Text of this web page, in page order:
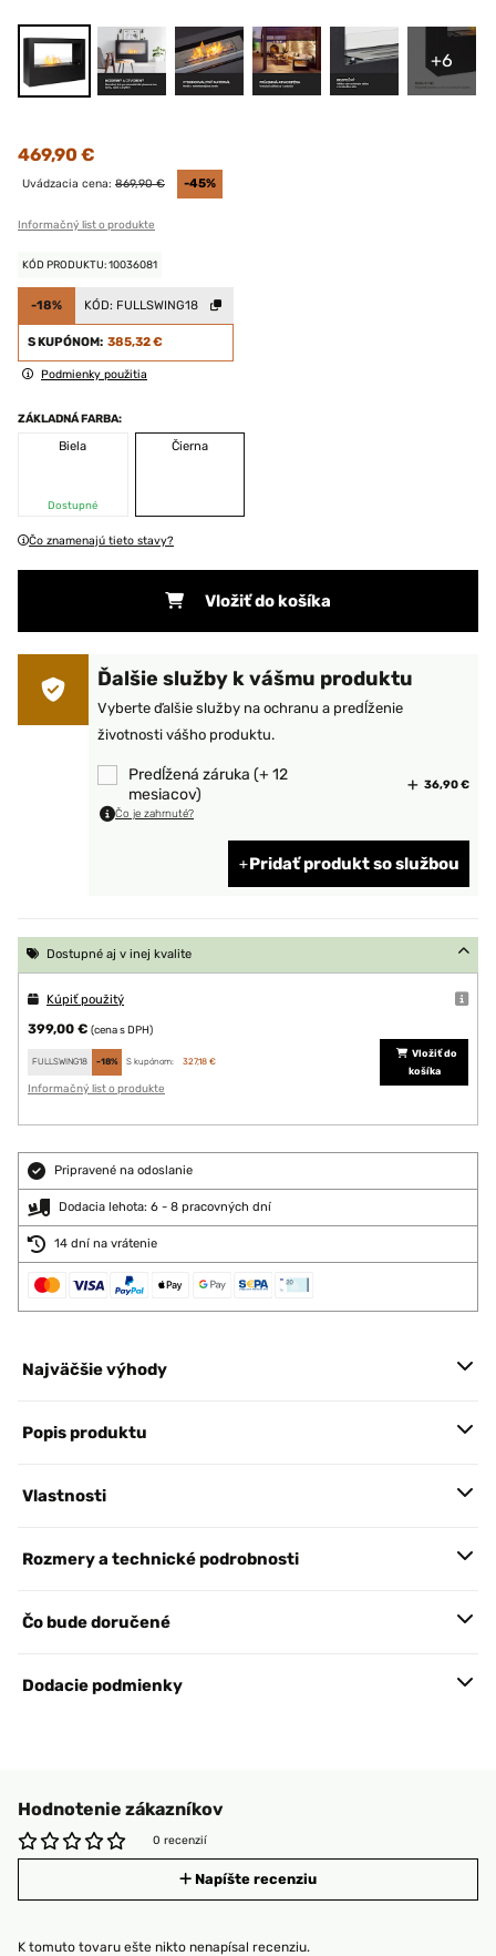
+6
469,90 €
Uvádzacia cena: 869,90 € -45%
Informačný list o produkte
KÓD PRODUKTU: 10036081
-18% KÓD: FULLSWING18
S KUPÓNOM: 385,32 €
Podmienky použitia
ZÁKLADNÁ FARBA:
Biela
Dostupné
Čierna
Čo znamenajú tieto stavy?
Vložiť do košíka
Ďalšie služby k vášmu produktu
Vyberte ďalšie služby na ochranu a predĺženie
životnosti vášho produktu.
Predĺžená záruka (+ 12
mesiacov)
36,90 €
Čo je zahrnuté?
Pridať produkt so službou
Dostupné aj v inej kvalite
Kúpiť použitý
399,00 € (cena s DPH)
FULLSWING18 -18% S kupónom: 327,18 €
Informačný list o produkte
Vložiť do
košíka
Pripravené na odoslanie
Dodacia lehota: 6 - 8 pracovných dní
14 dní na vrátenie
Najväčšie výhody
Popis produktu
Vlastnosti
Rozmery a technické podrobnosti
Čo bude doručené
Dodacie podmienky
Hodnotenie zákazníkov
0 recenzií
Napíšte recenziu
K tomuto tovaru ešte nikto nenapísal recenziu.